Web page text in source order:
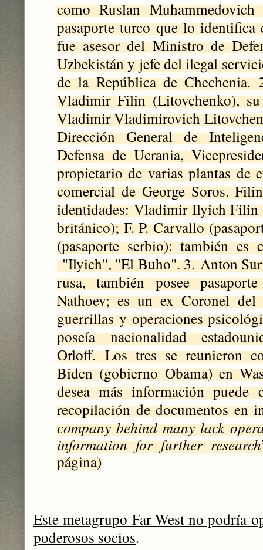
como Ruslan
pasaporte turco que lo
fue asesor del Ministro de
Uzbekistán y jefe del ilegal
de la República de
Vladimir Filin (Litovchenko), su
Vladimir Vladimirovich
Dirección General de
Defensa de Ucrania,
propietario de varias plantas de
comercial de George Soros.
identidades: Vladimir Ilyich Filin
británico); F. P. Carvallo
(pasaporte serbio): también es
"Ilyich", "El Buho". 3.Anton
rusa, también posee
Nathoev; es un ex Coronel
guerrillas y operaciones
poseía nacionalidad
Orloff.Los tres se reunieron
Biden (gobierno Obama) en
desea más información puede
recopilación de documentos en
company behind many lack
information for further research
página)
Este metagrupo Far West no podría
poderosos socios.